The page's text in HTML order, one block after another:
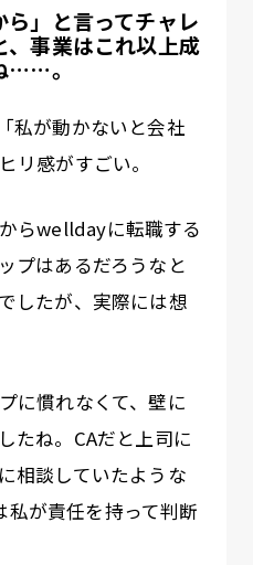
ら」と言ってチャレ
、事業はこれ以上成
……。
私が動かないと会社
リ感がすごい。
らwelldayに転職する
プはあるだろうなと
したが、実際には想
に慣れなくて、壁に
たね。CAだと上司に
相談していたような
が責任を持って判断